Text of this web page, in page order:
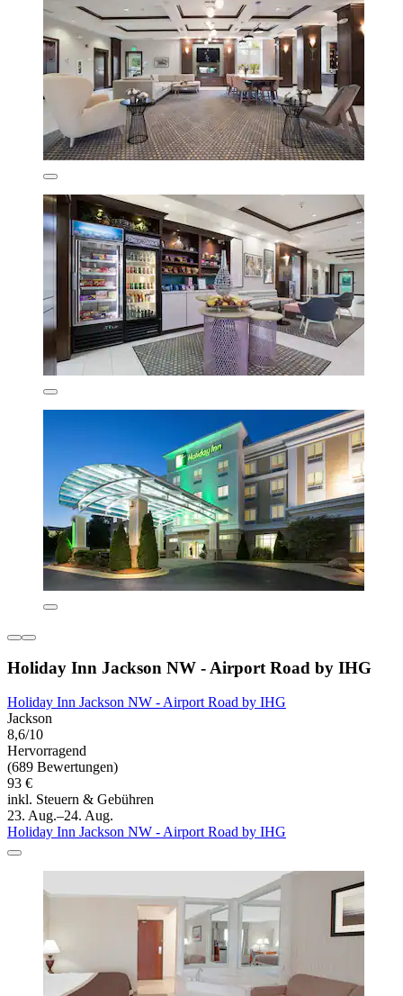
Holiday Inn Jackson NW - Airport Road by IHG
Holiday Inn Jackson NW - Airport Road by IHG
Jackson
8,6/10
Hervorragend
(689 Bewertungen)
93 €
inkl. Steuern & Gebühren
23. Aug.–24. Aug.
Holiday Inn Jackson NW - Airport Road by IHG